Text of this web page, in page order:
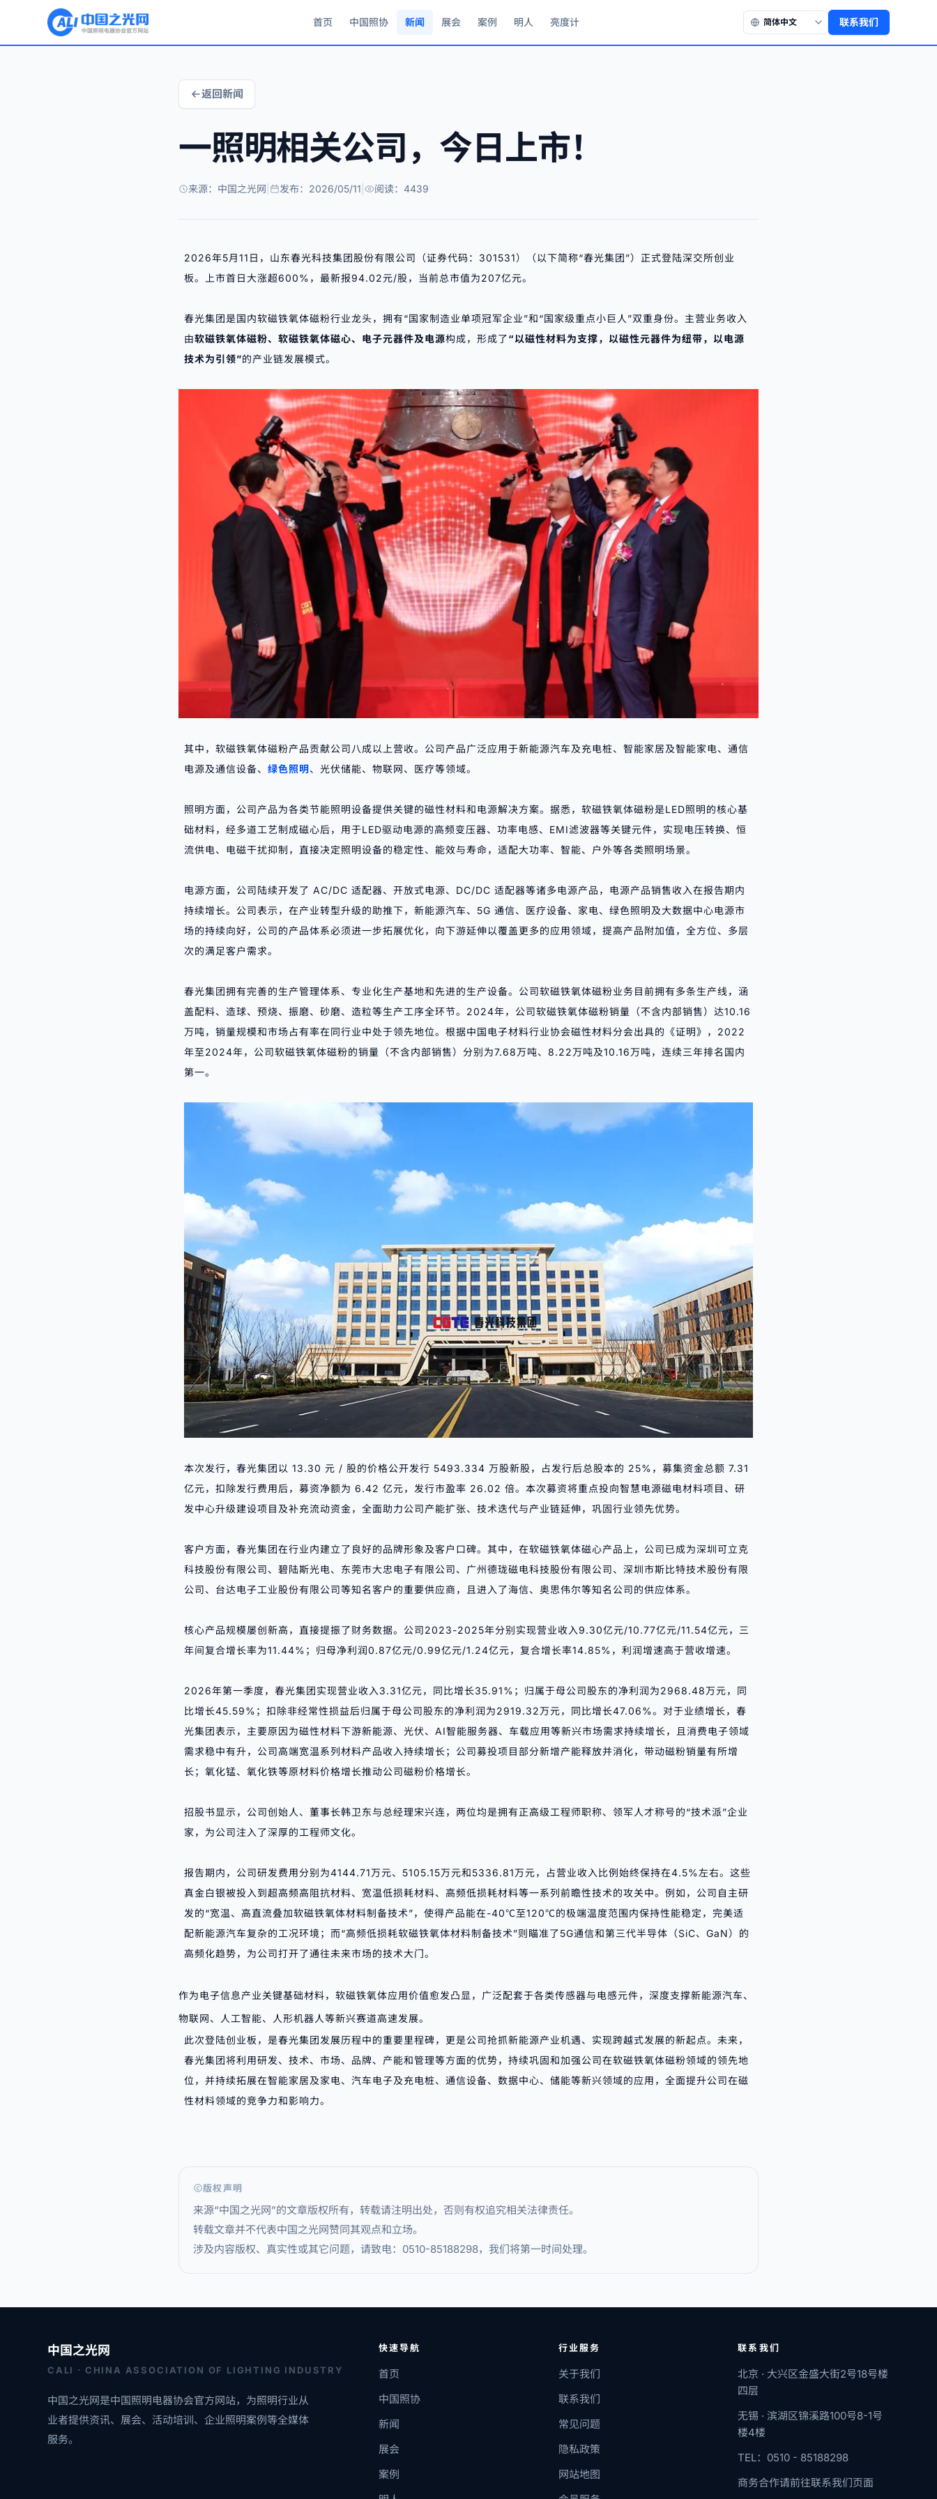
首页 中国照协 新闻 展会 案例 明人 亮度计 联系我们
返回新闻
一照明相关公司，今日上市！
来源：中国之光网 发布：2026/05/11 阅读：4439
2026年5月11日，山东春光科技集团股份有限公司（证券代码：301531）（以下简称“春光集团”）正式登陆深交所创业
板。上市首日大涨超600%，最新报94.02元/股，当前总市值为207亿元。
春光集团是国内软磁铁氧体磁粉行业龙头，拥有“国家制造业单项冠军企业”和“国家级重点小巨人”双重身份。主营业务收入
由软磁铁氧体磁粉、软磁铁氧体磁心、电子元器件及电源构成，形成了“以磁性材料为支撑，以磁性元器件为纽带，以电源
技术为引领”的产业链发展模式。
其中，软磁铁氧体磁粉产品贡献公司八成以上营收。公司产品广泛应用于新能源汽车及充电桩、智能家居及智能家电、通信
电源及通信设备、 绿色照明、光伏储能、物联网、医疗等领域。
照明方面，公司产品为各类节能照明设备提供关键的磁性材料和电源解决方案。据悉，软磁铁氧体磁粉是LED照明的核心基
础材料，经多道工艺制成磁心后，用于LED驱动电源的高频变压器、功率电感、 EMI滤波器等关键元件，实现电压转换、恒
流供电、电磁干扰抑制，直接决定照明设备的稳定性、能效与寿命，适配大功率、智能、户外等各类照明场景。
电源方面，公司陆续开发了 AC/DC 适配器、开放式电源、DC/DC 适配器等诸多电源产品，电源产品销售收入在报告期内
持续增长。公司表示，在产业转型升级的助推下，新能源汽车、5G 通信、医疗设备、家电、绿色照明及大数据中心电源市
场的持续向好，公司的产品体系必须进一步拓展优化，向下游延伸以覆盖更多的应用领域，提高产品附加值，全方位、多层
次的满足客户需求。
春光集团拥有完善的生产管理体系、专业化生产基地和先进的生产设备。公司软磁铁氧体磁粉业务目前拥有多条生产线，涵
盖配料、造球、预烧、振磨、砂磨、造粒等生产工序全环节。2024年，公司软磁铁氧体磁粉销量（不含内部销售）达10.16
万吨，销量规模和市场占有率在同行业中处于领先地位。根据中国电子材料行业协会磁性材料分会出具的 《证明》 ，2022
年至2024年，公司软磁铁氧体磁粉的销量（不含内部销售）分别为7.68万吨、8.22万吨及10.16万吨，连续三年排名国内
第一。
本次发行，春光集团以 13.30 元 / 股的价格公开发行 5493.334 万股新股，占发行后总股本的 25%，募集资金总额 7.31
亿元，扣除发行费用后，募资净额为 6.42 亿元，发行市盈率 26.02 倍。本次募资将重点投向智慧电源磁电材料项目、研
发中心升级建设项目及补充流动资金，全面助力公司产能扩张、技术迭代与产业链延伸，巩固行业领先优势。
客户方面，春光集团在行业内建立了良好的品牌形象及客户口碑。其中，在软磁铁氧体磁心产品上，公司已成为深圳可立克
科技股份有限公司、碧陆斯光电、东莞市大忠电子有限公司、广州德珑磁电科技股份有限公司、深圳市斯比特技术股份有限
公司、台达电子工业股份有限公司等知名客户的重要供应商，且进入了海信、奥思伟尔等知名公司的供应体系。
核心产品规模屡创新高，直接提振了财务数据。公司2023-2025年分别实现营业收入9.30亿元/10.77亿元/11.54亿元，三
年间复合增长率为11.44%；归母净利润0.87亿元/0.99亿元/1.24亿元，复合增长率14.85%，利润增速高于营收增速。
2026年第一季度，春光集团实现营业收入3.31亿元，同比增长35.91%；归属于母公司股东的净利润为2968.48万元，同
比增长45.59%；扣除非经常性损益后归属于母公司股东的净利润为2919.32万元，同比增长47.06%。对于业绩增长，春
光集团表示，主要原因为磁性材料下游新能源、光伏、AI智能服务器、车载应用等新兴市场需求持续增长，且消费电子领域
需求稳中有升，公司高端宽温系列材料产品收入持续增长；公司募投项目部分新增产能释放并消化，带动磁粉销量有所增
长；氧化锰、氧化铁等原材料价格增长推动公司磁粉价格增长。
招股书显示，公司创始人、董事长韩卫东与总经理宋兴连，两位均是拥有正高级工程师职称、领军人才称号的“技术派”企业
家，为公司注入了深厚的工程师文化。
报告期内，公司研发费用分别为4144.71万元、5105.15万元和5336.81万元，占营业收入比例始终保持在4.5%左右。这些
真金白银被投入到超高频高阻抗材料、宽温低损耗材料、高频低损耗材料等一系列前瞻性技术的攻关中。例如，公司自主研
发的“宽温、高直流叠加软磁铁氧体材料制备技术”，使得产品能在-40℃至120℃的极端温度范围内保持性能稳定，完美适
配新能源汽车复杂的工况环境；而“高频低损耗软磁铁氧体材料制备技术”则瞄准了5G通信和第三代半导体（SiC、GaN）的
高频化趋势，为公司打开了通往未来市场的技术大门。
作为电子信息产业关键基础材料，软磁铁氧体应用价值愈发凸显，广泛配套于各类传感器与电感元件，深度支撑新能源汽车、
物联网、人工智能、人形机器人等新兴赛道高速发展。
此次登陆创业板，是春光集团发展历程中的重要里程碑，更是公司抢抓新能源产业机遇、实现跨越式发展的新起点。未来，
春光集团将利用研发、技术、市场、品牌、产能和管理等方面的优势，持续巩固和加强公司在软磁铁氧体磁粉领域的领先地
位，并持续拓展在智能家居及家电、汽车电子及充电桩、通信设备、数据中心、储能等新兴领域的应用，全面提升公司在磁
性材料领域的竞争力和影响力。
版权声明
来源“中国之光网”的文章版权所有，转载请注明出处，否则有权追究相关法律责任。
转载文章并不代表中国之光网赞同其观点和立场。
涉及内容版权、真实性或其它问题，请致电：0510-85188298，我们将第一时间处理。
中国之光网
CALI · CHINA ASSOCIATION OF LIGHTING INDUSTRY
中国之光网是中国照明电器协会官方网站，为照明行业从
业者提供资讯、展会、活动培训、企业照明案例等全媒体
服务。
快速导航
首页
中国照协
新闻
展会
案例
行业服务
关于我们
联系我们
常见问题
隐私政策
网站地图
联系我们
北京 · 大兴区金盛大街2号18号楼
四层
无锡 · 滨湖区锦溪路100号8-1号
楼4楼
TEL：0510 - 85188298
商务合作请前往联系我们页面